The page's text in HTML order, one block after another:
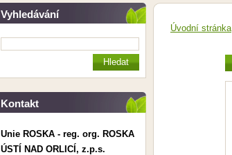
Vyhledávání
Kontakt
Unie ROSKA - reg. org. ROSKA
ÚSTÍ NAD ORLICÍ, z.p.s.
Úvodní stránka